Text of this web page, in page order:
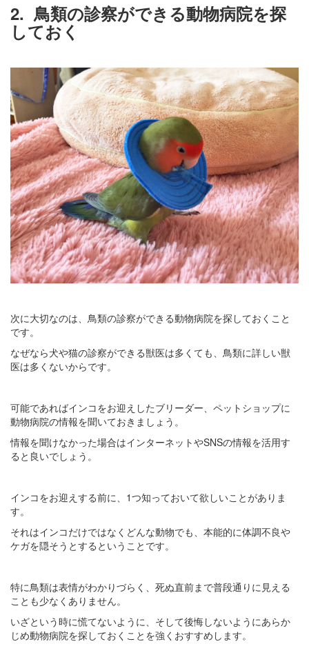
2. 鳥類の診察ができる動物病院を探
しておく
次に大切なのは、鳥類の診察ができる動物病院を探しておくこと
です。
なぜなら犬や猫の診察ができる獣医は多くても、鳥類に詳しい獣
医は多くないからです。
可能であればインコをお迎えしたブリーダー、ペットショップに
動物病院の情報を聞いておきましょう。
情報を聞けなかった場合はインターネットやSNSの情報を活用す
ると良いでしょう。
インコをお迎えする前に、1つ知っておいて欲しいことがありま
す。
それはインコだけではなくどんな動物でも、本能的に体調不良や
ケガを隠そうとするということです。
特に鳥類は表情がわかりづらく、死ぬ直前まで普段通りに見える
ことも少なくありません。
いざという時に慌てないように、そして後悔しないようにあらか
じめ動物病院を探しておくことを強くおすすめします。